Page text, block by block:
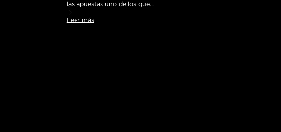
las apuestas uno de los que…
Leer más